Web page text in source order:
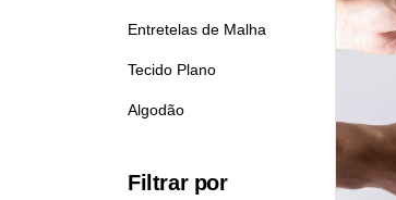
Entretelas de Malha
Tecido Plano
Algodão
Filtrar por